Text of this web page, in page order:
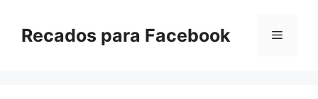
paraRecados para Facebook Menu